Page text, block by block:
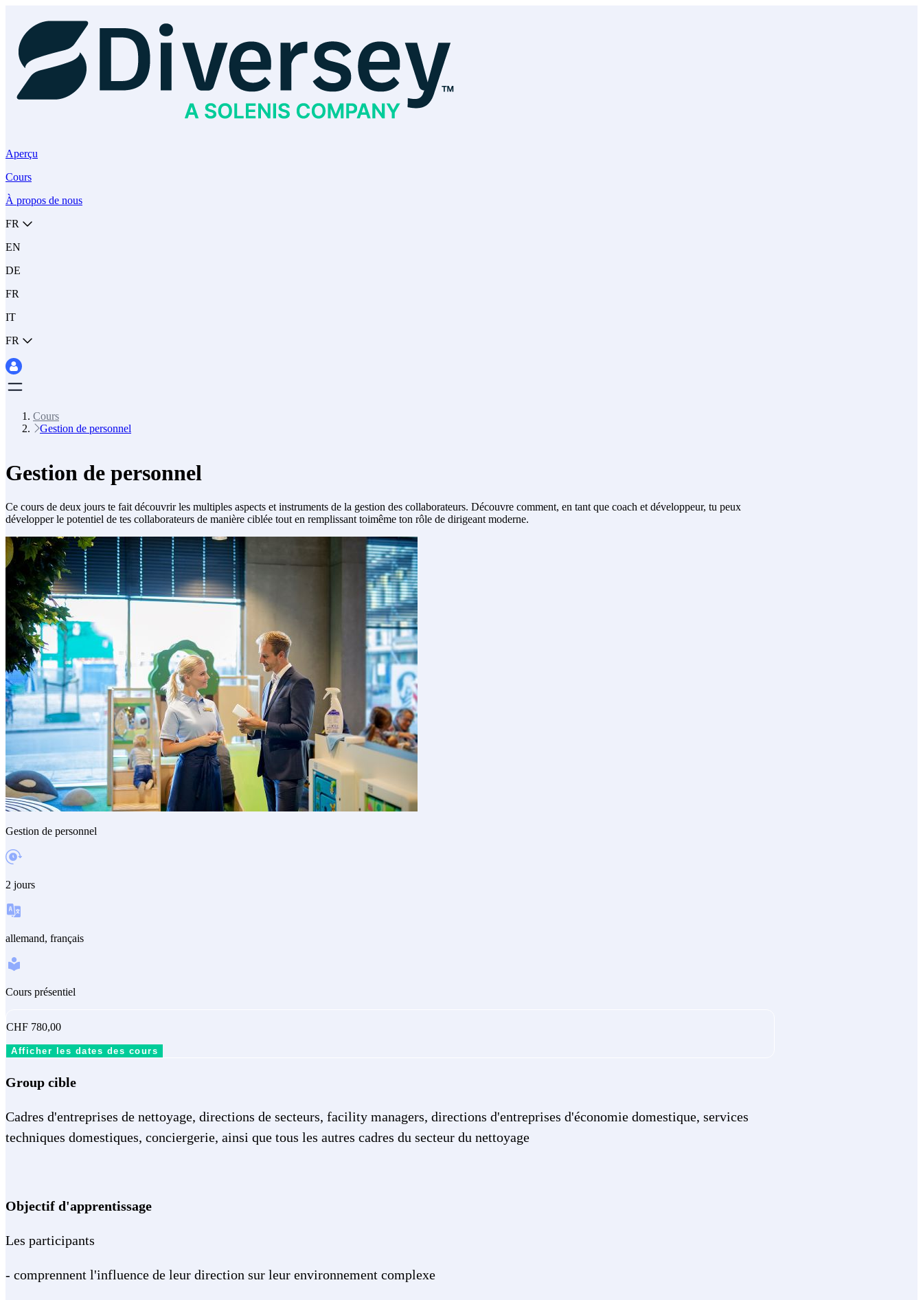
Aperçu
Cours
À propos de nous
FR
EN
DE
FR
IT
FR
Cours
Gestion de personnel
Gestion de personnel
Ce cours de deux jours te fait découvrir les multiples aspects et instruments de la gestion des collaborateurs. Découvre comment, en tant que coach et développeur, tu peux
développer le potentiel de tes collaborateurs de manière ciblée tout en remplissant toimême ton rôle de dirigeant moderne.
Gestion de personnel
2 jours
allemand, français
Cours présentiel
CHF 780,00
Afficher les dates des cours
Group cible
Cadres d'entreprises de nettoyage, directions de secteurs, facility managers, directions d'entreprises d'économie domestique, services
techniques domestiques, conciergerie, ainsi que tous les autres cadres du secteur du nettoyage
Objectif d'apprentissage
Les participants
- comprennent l'influence de leur direction sur leur environnement complexe